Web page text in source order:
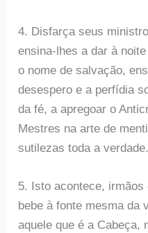
4. Disfarça seus
ensina-lhes a dar à
o nome de salvação,
desespero e a perfídia
da fé, a apregoar o
Mestres na arte de
sutilezas toda a verdade.
5. Isto acontece,
bebe à fonte mesma da
aquele que é a Cabeça,